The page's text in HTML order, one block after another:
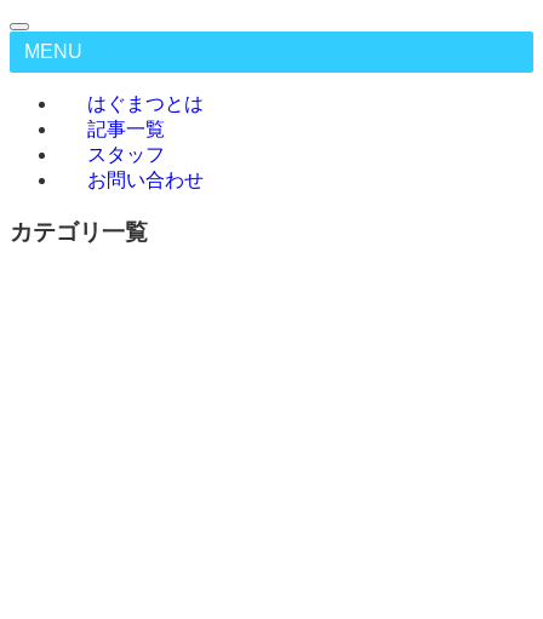
MENU
はぐまつとは
記事一覧
スタッフ
お問い合わせ
カテゴリ一覧